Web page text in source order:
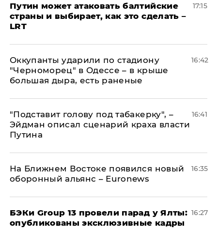
Путин может атаковать балтийские
страны и выбирает, как это сделать –
LRT
17:15
Оккупанты ударили по стадиону
"Черноморец" в Одессе – в крыше
большая дыра, есть раненые
16:42
​"Подставит голову под табакерку", –
Эйдман описал сценарий краха власти
Путина
16:41
На Ближнем Востоке появился новый
оборонный альянс – Euronews
16:35
​БЭКи Group 13 провели парад у Ялты:
опубликованы эксклюзивные кадры
16:27